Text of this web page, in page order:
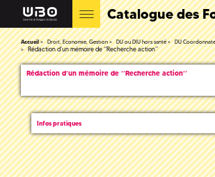
Catalogue des
Accueil Droit, Economie, Gestion DU ou DIU hors santé DU
Rédaction d’un mémoire de ‘‘Recherche action’’
Rédaction d’un mémoire de ‘‘Recherche action’’
Infos pratiques